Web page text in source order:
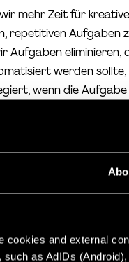
cookies and external
as AdIDs
mehr Zeit für
repetitiven Aufgaben
Aufgaben eliminieren,
werden
wenn die
Aufgabe muss
damit. Wir sollen
als Concierge
Tim betont, dass
in dem Moment